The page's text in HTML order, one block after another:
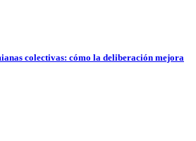
colectivas: cómo la deliberación mejora